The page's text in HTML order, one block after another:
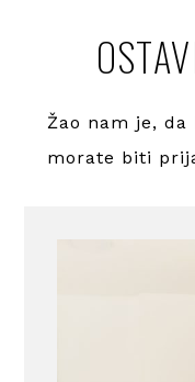
Žao nam je,
morate biti